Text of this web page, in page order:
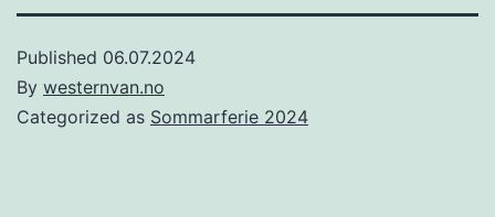
Published 06.07.2024
By westernvan.no
Categorized as Sommarferie 2024